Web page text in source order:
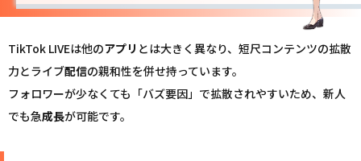
TikTok LIVEは他のアプリ とは大きく異なり、短尺コンテンツの拡散
力とライブ配信の親和性を併せ持っています。
フォロワーが少なくても「バズ要因」で拡散されやすいため、新人
でも急成長が可能です。